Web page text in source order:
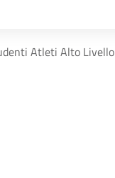
Atleti Alto Livello